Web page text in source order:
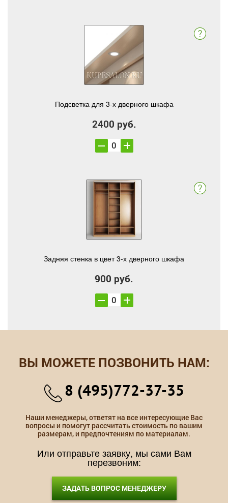
Подсветка для 3-х дверного шкафа
2400 руб.
Задняя стенка в цвет 3-х дверного шкафа
900 руб.
ВЫ МОЖЕТЕ ПОЗВОНИТЬ НАМ:
8 (495)772-37-35
Наши менеджеры, ответят на все интересующие Вас
вопросы и помогут рассчитать стоимость по вашим
размерам, и предпочтениям по материалам.
Или отправьте заявку, мы сами Вам
перезвоним:
ЗАДАТЬ ВОПРОС МЕНЕДЖЕРУ